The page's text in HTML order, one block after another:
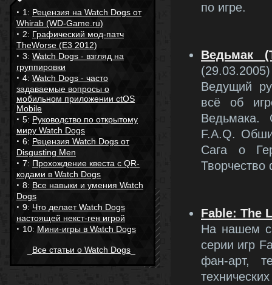
· 1: Рецензия на Watch Dogs от
Whirab (WD-Game.ru)
· 2: Графический мод-патч
TheWorse (E3 2012)
· 3: Watch Dogs - взгляд на
группировки
· 4: Watch Dogs - часто
задаваемые вопросы о
мобильном приложении ctOS
Mobile
· 5: Руководство по открытому
миру Watch Dogs
· 6: Рецензия Watch Dogs от
Disgusting Men
· 7: Прохождение квеста с QR-
кодами в Watch Dogs
· 8: Все навыки и умения Watch
Dogs
· 9: Что делает Watch Dogs
настоящей некст-ген игрой
· 10: Мини-игры в Watch Dogs
Все статьи о Watch Dogs
по игре.
Ведьмак
(29.03.2005)
Ведущий
всё об
Ведьмака.
F.A.Q.
Сага о
Творчество
Fable: The
На нашем
серии игр
фан-арт,